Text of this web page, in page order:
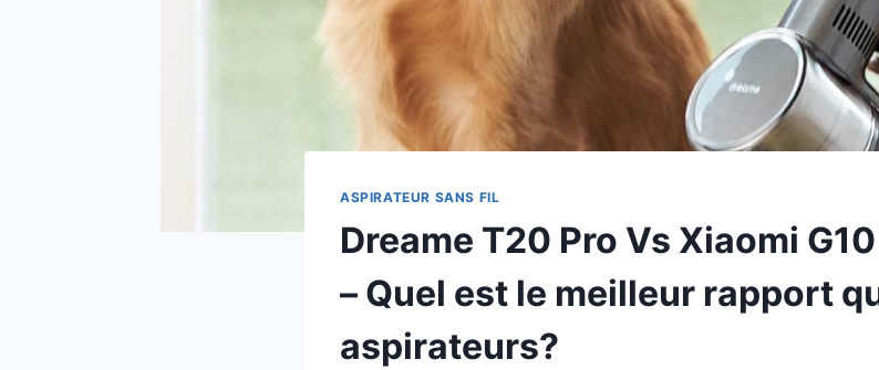
ASPIRATEUR SANS FIL
Dreame T20 Pro Vs Xiaomi
– Quel est le meilleur rapport
aspirateurs?